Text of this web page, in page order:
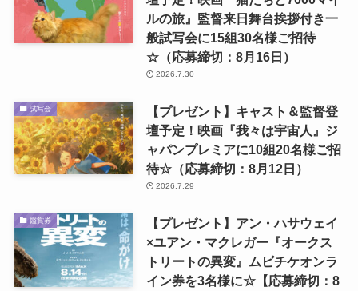
ルの旅』監督来日舞台挨拶付き一
般試写会に15組30名様ご招待
☆（応募締切：8月16日）
2026.7.30
試写会
【プレゼント】キャスト＆監督登
壇予定！映画『我々は宇宙人』ジ
ャパンプレミアに10組20名様ご招
待☆（応募締切：8月12日）
2026.7.29
鑑賞券
【プレゼント】アン・ハサウェイ
×ユアン・マクレガー『オークス
トリートの異変』ムビチケオンラ
イン券を3名様に☆【応募締切：8